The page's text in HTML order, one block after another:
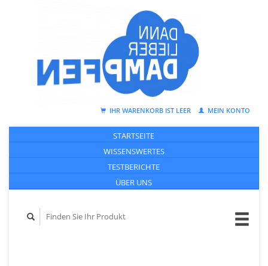
IHR WARENKORB IST LEER MEIN KONTO
STARTSEITE
WISSENSWERTES
TESTBERICHTE
ÜBER UNS